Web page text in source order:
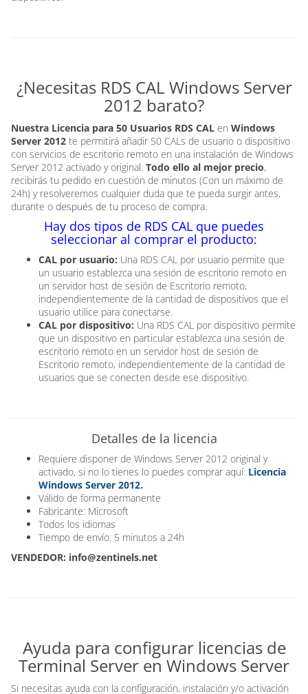
¿Necesitas RDS CAL Windows Server
2012 barato?
Nuestra Licencia para 50 Usuarios RDS CAL en Windows
Server 2012 te permitirá añadir 50 CALs de usuario o dispositivo
con servicios de escritorio remoto en una instalación de Windows
Server 2012 activado y original. Todo ello al mejor precio,
recibirás tu pedido en cuestión de minutos (Con un máximo de
24h) y resolveremos cualquier duda que te pueda surgir antes,
durante o después de tu proceso de compra.
Hay dos tipos de RDS CAL que puedes
seleccionar al comprar el producto:
CAL por usuario: Una RDS CAL por usuario permite que
un usuario establezca una sesión de escritorio remoto en
un servidor host de sesión de Escritorio remoto,
independientemente de la cantidad de dispositivos que el
usuario utilice para conectarse.
CAL por dispositivo: Una RDS CAL por dispositivo permite
que un dispositivo en particular establezca una sesión de
escritorio remoto en un servidor host de sesión de
Escritorio remoto, independientemente de la cantidad de
usuarios que se conecten desde ese dispositivo.
Detalles de la licencia
Requiere disponer de Windows Server 2012 original y
activado, si no lo tienes lo puedes comprar aquí: Licencia
Windows Server 2012.
Válido de forma permanente
Fabricante: Microsoft
Todos los idiomas
Tiempo de envío: 5 minutos a 24h
VENDEDOR: info@zentinels.net
Ayuda para configurar licencias de
Terminal Server en Windows Server
Si necesitas ayuda con la configuración, instalación y/o activación